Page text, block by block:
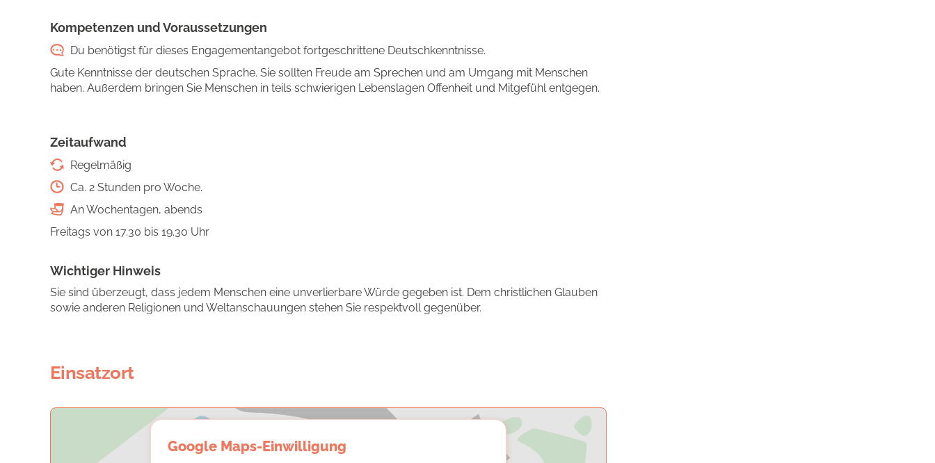
Kompetenzen und Voraussetzungen
Du benötigst für dieses Engagementangebot fortgeschrittene Deutschkenntnisse.
Gute Kenntnisse der deutschen Sprache. Sie sollten Freude am Sprechen und am Umgang mit Menschen
haben. Außerdem bringen Sie Menschen in teils schwierigen Lebenslagen Offenheit und Mitgefühl entgegen.
Zeitaufwand
Regelmäßig
Ca. 2 Stunden pro Woche.
An Wochentagen, abends
Freitags von 17.30 bis 19.30 Uhr
Wichtiger Hinweis
Sie sind überzeugt, dass jedem Menschen eine unverlierbare Würde gegeben ist. Dem christlichen Glauben
sowie anderen Religionen und Weltanschauungen stehen Sie respektvoll gegenüber.
Einsatzort
Google Maps-Einwilligung